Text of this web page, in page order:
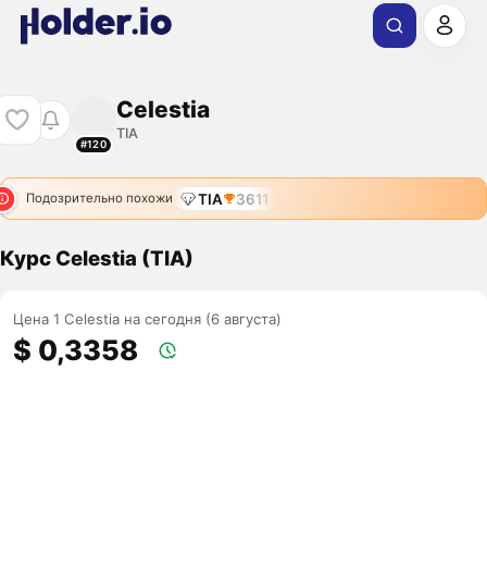
#120
Celestia
TIA
Подозрительно похожи TIA 3611
Курс Celestia (TIA)
Цена 1 Celestia на сегодня (6 августа)
$ 0,3358